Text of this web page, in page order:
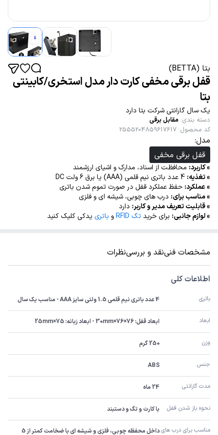
بتا (BETTA)
قفل برقی مخفی کارت دار مدل استخری/کابینتی
بتا
یک سال گارانتی شرکت بتا دارد
دسته بندی: مقابل برقی
کد محصول:
2555204859617617
مدل:
قفل برقی مخفی
» کاربرد: محافظت از اسناد، مدارک و اشیای ارزشمند
» تغذیه:
» عملکرد: حفظ عملکرد قفل در صورت تموم شدن باتری
» مناسب برای: درب های چوبی، شیشه ای و فلزی
» قابلیت تعریف مدیر و کاربر: دارد
» لوازم جانبی: برای خریدتگ RFID و باتری یدکی کلیک کنید
مشخصات فنینقد و بررسینظرات
اطلاعات کلی
باتری 4 عدد باتری نیم قلمی 1.5 ولتی سایز AAA - مناسب یک سال
ابعاد ابعاد قفل: 76×76×30mm - ابعاد زبانه: 75×25mm
وزن 250 گرم
جنس ABS
مدت گارانتی 24 ماه
نحوه باز شدن قفل با کارت و تگ و دستبند
مناسب برای درب های